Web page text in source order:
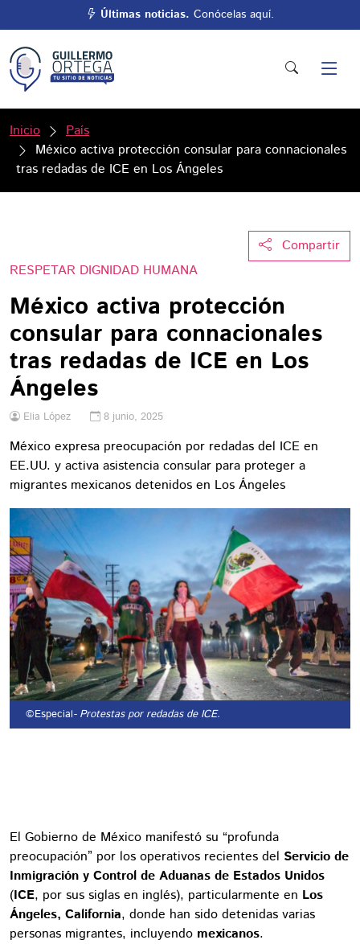
Últimas noticias. Conócelas aquí.
Inicio
País
México activa protección consular para connacionales
tras redadas de ICE en Los Ángeles
Compartir
RESPETAR DIGNIDAD HUMANA
México activa protección
consular para connacionales
tras redadas de ICE en Los
Ángeles
Elia López 8 junio, 2025
México expresa preocupación por redadas del ICE en
EE.UU. y activa asistencia consular para proteger a
migrantes mexicanos detenidos en Los Ángeles
©Especial- Protestas por redadas de ICE.
El Gobierno de México manifestó su “profunda
preocupación” por los operativos recientes del Servicio de
Inmigración y Control de Aduanas de Estados Unidos
(ICE, por sus siglas en inglés), particularmente en Los
Ángeles, California, donde han sido detenidas varias
personas migrantes, incluyendo mexicanos.